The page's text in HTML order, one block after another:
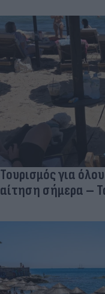
Τουρισμός για
αίτηση σήμερα –